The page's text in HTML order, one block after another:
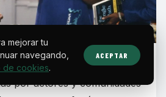
los 90, las sitcoms
por actores y comunidades
mejorar tu
navegando,
de cookies.
ACEPTAR